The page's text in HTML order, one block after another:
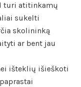
turi atitinkamų
sukelti
skolininką
ar bent jau
išteklių išieškoti